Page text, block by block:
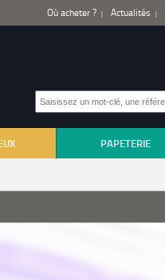
Où acheter ? Actualités
PAPETERIE